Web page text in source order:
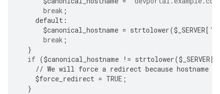
break ;
default :
$canonical_hostname = strtolower($ _SERVER [
break ;
}
if ($canonical_hostname != strtolower($ _SERVER
// We will force a redirect because hostname
$force_redirect = TRUE ;
}